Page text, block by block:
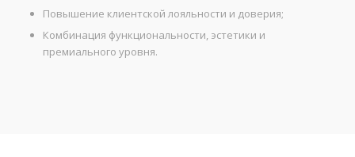
Повышение клиентской лояльности и доверия;
Комбинация функциональности, эстетики и
премиального уровня.